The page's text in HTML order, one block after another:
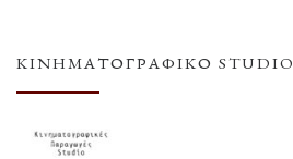
ΚΙΝΗΜΑΤΟΓΡΑΦΙΚΌ STUDIO